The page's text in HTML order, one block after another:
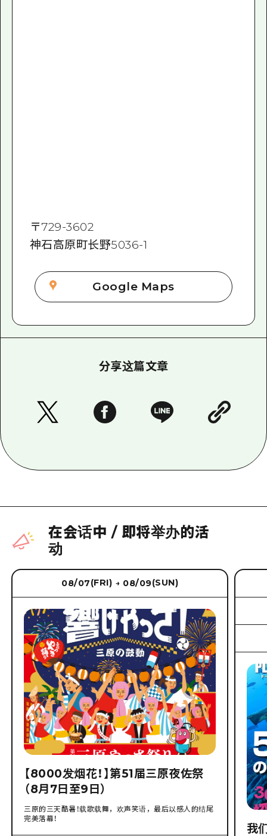
〒729-3602
神石高原町长野5036-1
Google Maps
分享这篇文章
在会话中 / 即将举办的活
动
08/07(FRI) → 08/09(SUN)
【8000发烟花！】第51届三原夜佐祭
（8月7日至9日）
三原的三天酷暑！载歌载舞，欢声笑语，最后以感人的结尾
完美落幕！
我